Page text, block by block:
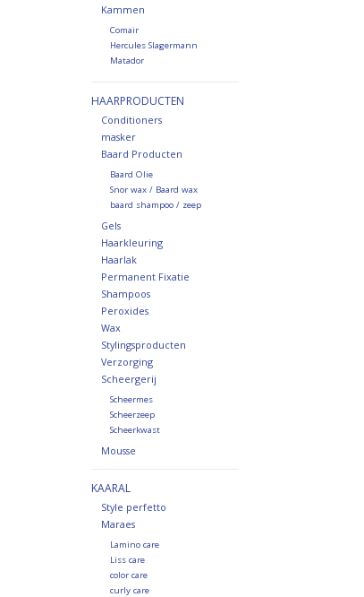
Kammen
Comair
Hercules Slagermann
Matador
HAARPRODUCTEN
Conditioners
masker
Baard Producten
Baard Olie
Snor wax / Baard wax
baard shampoo / zeep
Gels
Haarkleuring
Haarlak
Permanent Fixatie
Shampoos
Peroxides
Wax
Stylingsproducten
Verzorging
Scheergerij
Scheermes
Scheerzeep
Scheerkwast
Mousse
KAARAL
Style perfetto
Maraes
Lamino care
Liss care
color care
curly care